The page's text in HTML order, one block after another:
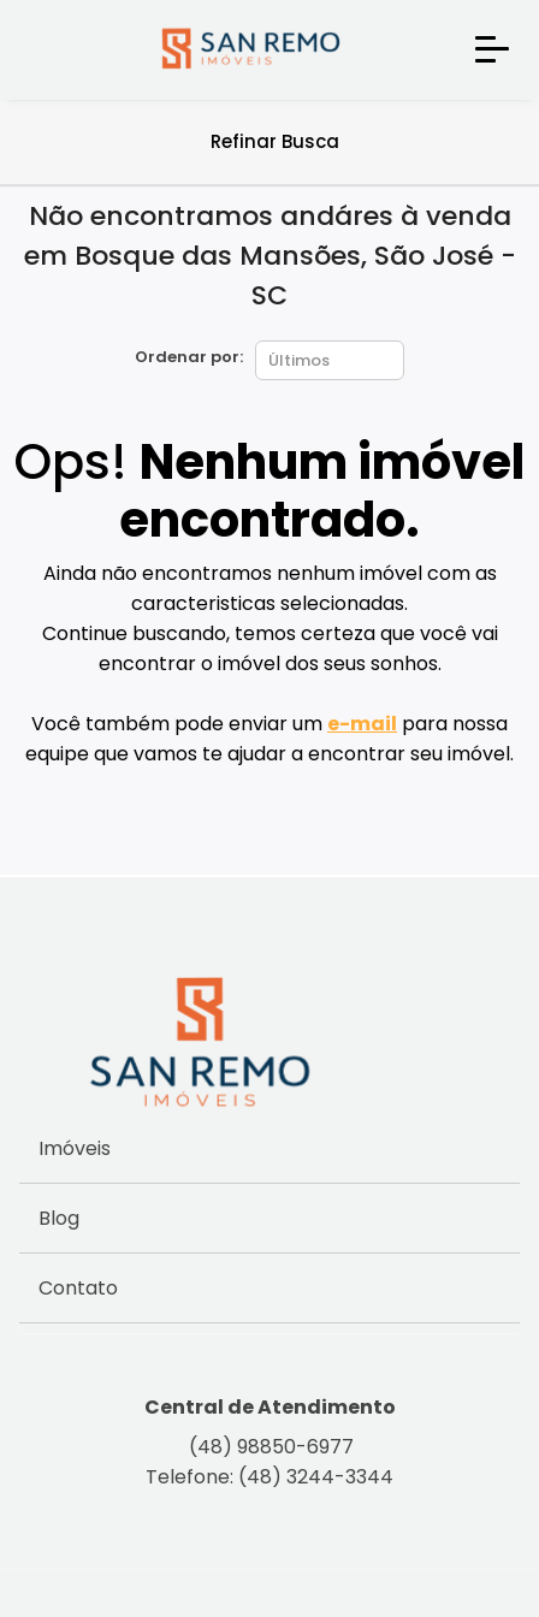
Refinar Busca
Não encontramos andáres à venda
em Bosque das Mansões, São José -
SC
Ordenar por:
Ops! Nenhum imóvel
encontrado.
Ainda não encontramos nenhum imóvel com as
caracteristicas selecionadas.
Continue buscando, temos certeza que você vai
encontrar o imóvel dos seus sonhos.
Você também pode enviar um e-mail para nossa
equipe que vamos te ajudar a encontrar seu imóvel.
Imóveis
Blog
Contato
Central de Atendimento
(48) 98850-6977
Telefone: (48) 3244-3344